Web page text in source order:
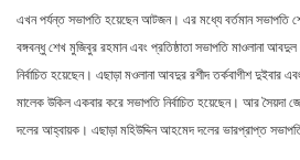
এখন পর্যন্ত সভাপতি হয়েছেন আটজন। এর মধ্যে বর্তমান সভাপতি শেখ
বঙ্গবন্ধু শেখ মুজিবুর রহমান এবং প্রতিষ্ঠাতা সভাপতি মাওলানা আবদুল
নির্বাচিত হয়েছেন। এছাড়া মওলানা আবদুর রশীদ তর্কবাগীশ
মালেক উকিল একবার করে সভাপতি নির্বাচিত হয়েছেন। আর সৈয়দা
দলের আহ্বায়ক। এছাড়া মহিউদ্দিন আহমেদ দলের ভারপ্রাপ্ত